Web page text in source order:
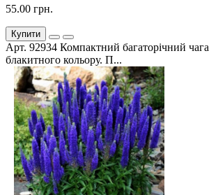
55.00 грн.
Купити
Арт. 92934 Компактний багаторічний
блакитного кольору. П...